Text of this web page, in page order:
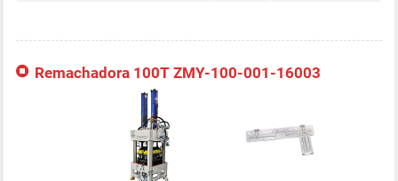
Remachadora 100T ZMY-100-001-16003